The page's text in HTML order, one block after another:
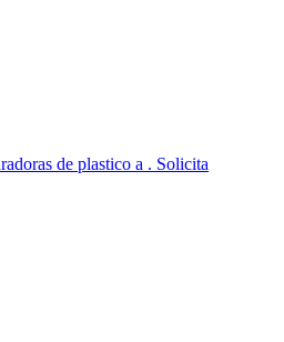
de plastico a . Solicita